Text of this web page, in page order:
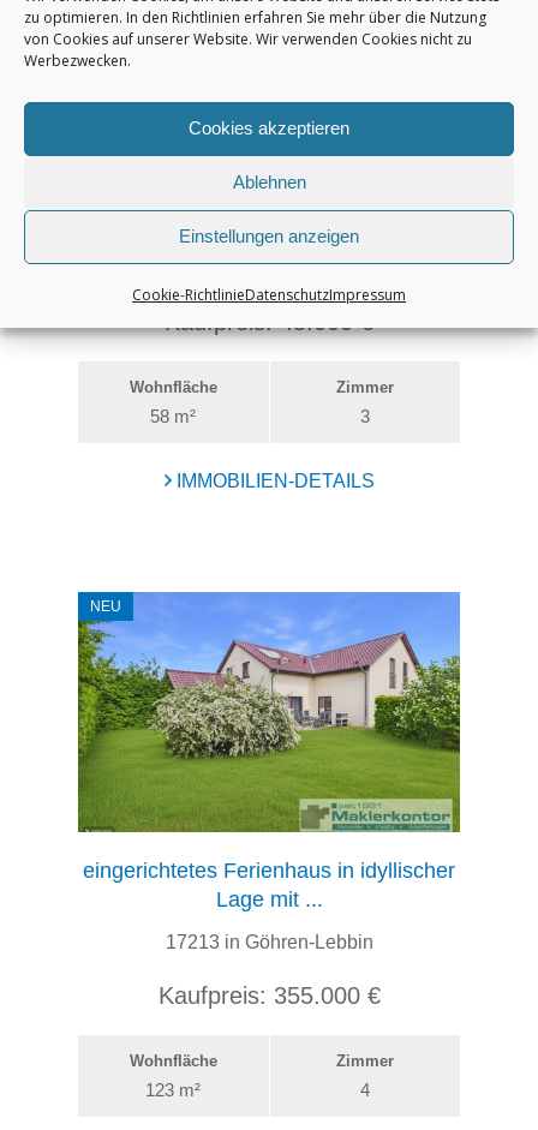
zu optimieren. In den Richtlinien erfahren Sie mehr über die Nutzung
von Cookies auf unserer Website. Wir verwenden Cookies nicht zu
Werbezwecken.
Cookies akzeptieren
Ablehnen
Einstellungen anzeigen
Cookie-RichtlinieDatenschutzImpressum